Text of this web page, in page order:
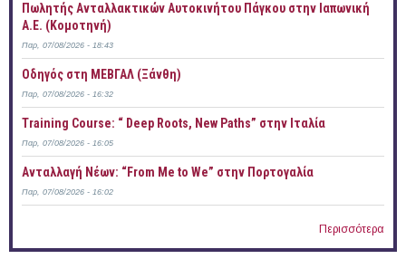
Πωλητής Ανταλλακτικών Αυτοκινήτου Πάγκου στην Ιαπωνική
Α.Ε. (Κομοτηνή)
Παρ, 07/08/2026 - 18:43
Οδηγός στη ΜΕΒΓΑΛ (Ξάνθη)
Παρ, 07/08/2026 - 16:32
Training Course: “ Deep Roots, New Paths” στην Ιταλία
Παρ, 07/08/2026 - 16:05
Ανταλλαγή Νέων: “From Me to We” στην Πορτογαλία
Παρ, 07/08/2026 - 16:02
Περισσότερα